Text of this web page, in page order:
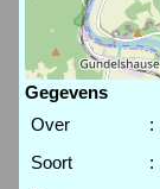
Gegevens
Over
:
Soort
: